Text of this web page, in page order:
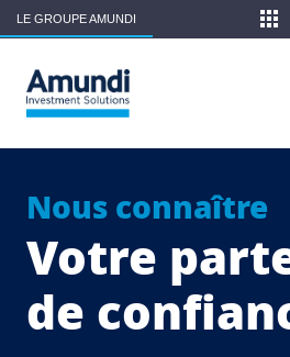
Skip to main content
LE GROUPE AMUNDI
Nous connaître
Votre
de